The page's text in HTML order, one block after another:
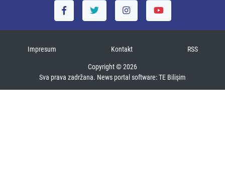
Impresum Kontakt RSS
Copyright © 2026
Sva prava zadržana. News portal software:TE Bilişim